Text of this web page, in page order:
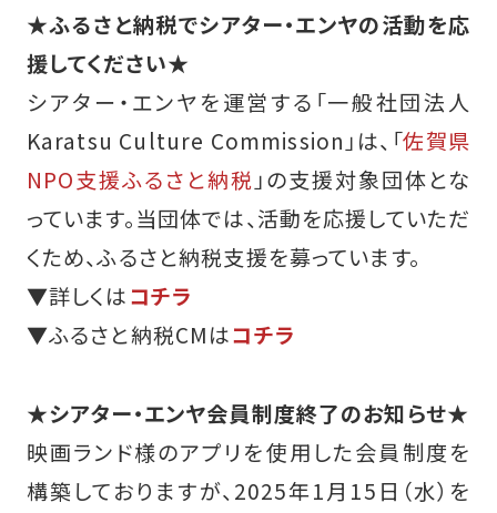
★ふるさと納税でシアター・エンヤの活動を応
援してください★
シアター・エンヤを運営する「一般社団法人
Karatsu Culture Commission」は、「佐賀県
NPO支援ふるさと納税」の支援対象団体とな
っています。当団体では、活動を応援していただ
くため、ふるさと納税支援を募っています。
▼詳しくはコチラ
▼ふるさと納税CMはコチラ
★シアター・エンヤ会員制度終了のお知らせ★
映画ランド様のアプリを使用した会員制度を
構築しておりますが、2025年1月15日（水）を